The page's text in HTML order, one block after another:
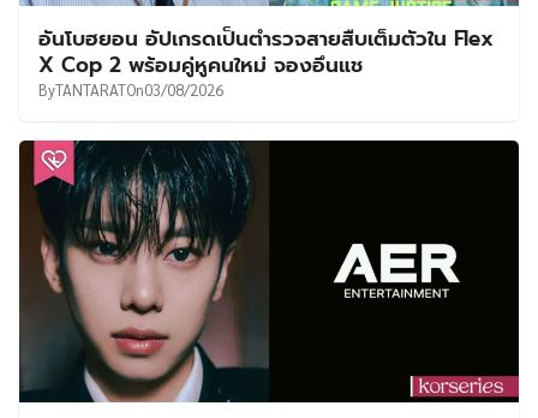
อันโบฮยอน อัปเกรดเป็นตำรวจสายสืบเต็มตัวใน Flex
X Cop 2 พร้อมคู่หูคนใหม่ จองอึนแช
ByTANTARATOn03/08/2026